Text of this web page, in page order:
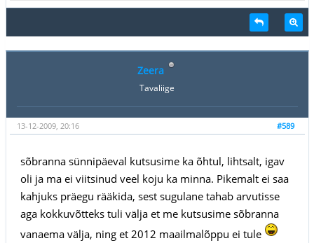
Zeera
Tavaliige
#589
13-12-2009, 20:16
sõbranna sünnipäeval kutsusime ka õhtul, lihtsalt, igav
oli ja ma ei viitsinud veel koju ka minna. Pikemalt ei saa
kahjuks präegu rääkida, sest sugulane tahab arvutisse
aga kokkuvõtteks tuli välja et me kutsusime sõbranna
vanaema välja, ning et 2012 maailmalõppu ei tule